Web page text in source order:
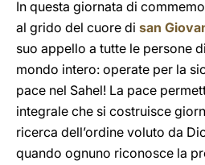
In questa giornata di
al grido del cuore di san
suo appello a tutte le persone
mondo intero: operate per la
pace nel Sahel! La pace
integrale che si costruisce
ricerca dell’ordine voluto da
quando ognuno riconosce la